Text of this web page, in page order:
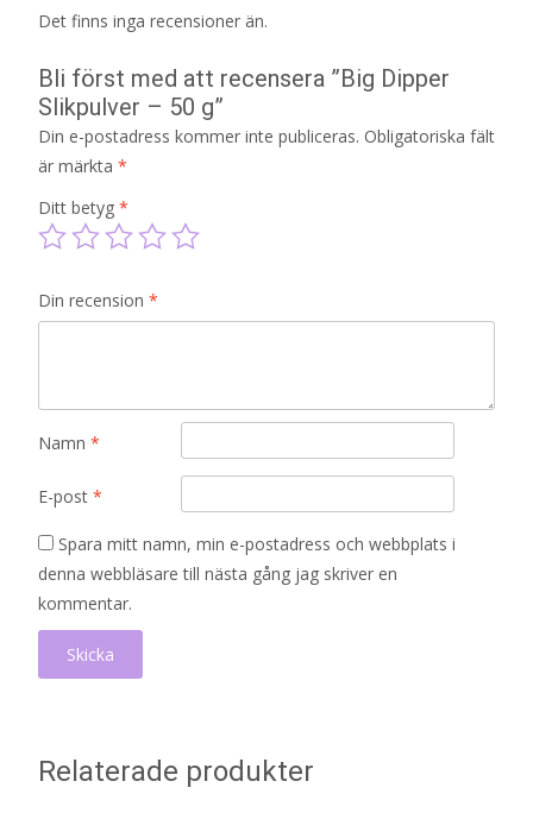
Det finns inga recensioner än.
Bli först med att recensera ”Big Dipper
Slikpulver – 50 g”
Din e-postadress kommer inte publiceras. Obligatoriska fält
är märkta *
Ditt betyg *
Din recension *
Namn *
E-post *
Spara mitt namn, min e-postadress och webbplats i
denna webbläsare till nästa gång jag skriver en
kommentar.
Relaterade produkter